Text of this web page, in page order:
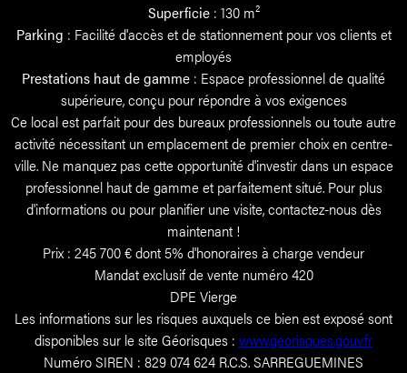
Superficie: 130 m²
Parking : Facilité d'accès et de stationnement pour vos clients et
employés
Prestations haut de gamme : Espace professionnel de qualité
supérieure, conçu pour répondre à vos exigences
Ce local est parfait pour des bureaux professionnels ou toute autre
activité nécessitant un emplacement de premier choix en centre-
ville. Ne manquez pas cette opportunité d'investir dans un espace
professionnel haut de gamme et parfaitement situé. Pour plus
d'informations ou pour planifier une visite, contactez-nous dès
maintenant !
Prix : 245 700 € dont 5% d'honoraires à charge vendeur
Mandat exclusif de vente numéro 420
DPE Vierge
Les informations sur les risques auxquels ce bien est exposé sont
disponibles sur le site Géorisques : www.georisques.gouv.fr
Numéro SIREN : 829 074 624 R.C.S. SARREGUEMINES